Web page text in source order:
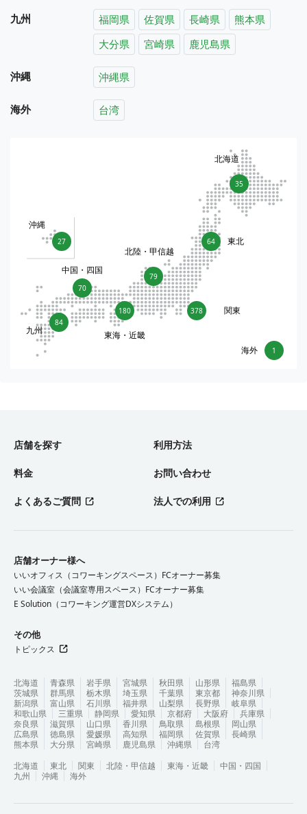
九州 福岡県 佐賀県 長崎県
熊本県
大分県
宮崎県 鹿児島県
沖縄 沖縄県
海外 台湾
35
北海道
64 東北
378 関東
79
北陸・甲信越
180
東海・近畿
70
中国・四国
84
九州
27
沖縄
1
海外
店舗を探す 利用方法
料金 お問い合わせ
よくあるご質問 法人での利用
店舗オーナー様へ
いいオフィス（コワーキングスペース）FCオーナー募集
いい会議室（会議室専用スペース）FCオーナー募集
E Solution（コワーキング運営DXシステム）
その他
トピックス
北海道 青森県 岩手県 宮城県 秋田県 山形県
福島県
茨城県
群馬県 栃木県 埼玉県 千葉県 東京都
神奈川県
新潟県
富山県 石川県 福井県 山梨県 長野県
岐阜県
和歌山県
三重県 静岡県 愛知県 京都府 大阪府
兵庫県
奈良県
滋賀県 山口県 香川県 鳥取県 島根県
岡山県
広島県
徳島県 愛媛県 高知県 福岡県 佐賀県
長崎県
熊本県
大分県 宮崎県 鹿児島県 沖縄県
台湾
北海道
東北 関東 北陸・甲信越 東海・近畿
中国・四国
九州
沖縄 海外